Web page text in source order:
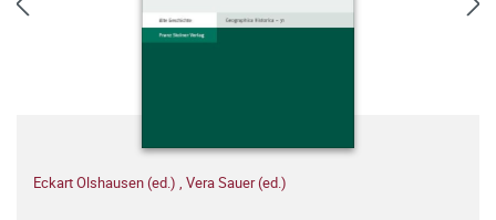
Eckart Olshausen (ed.) , Vera Sauer (ed.)